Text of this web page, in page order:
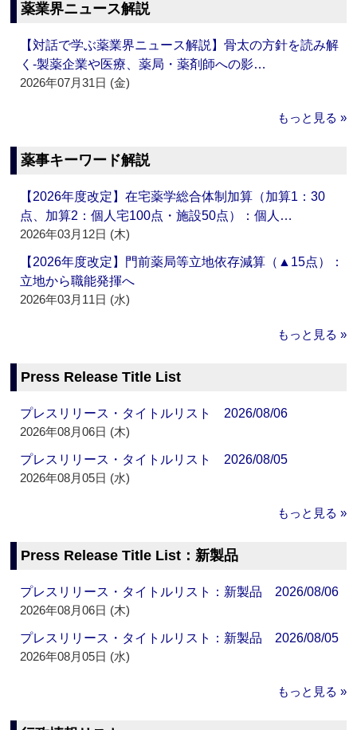
薬業界ニュース解説
【対話で学ぶ薬業界ニュース解説】骨太の方針を読み解
く‐製薬企業や医療、薬局・薬剤師への影…
2026年07月31日 (金)
もっと見る »
薬事キーワード解説
【2026年度改定】在宅薬学総合体制加算（加算1：30
点、加算2：個人宅100点・施設50点）：個人…
2026年03月12日 (木)
【2026年度改定】門前薬局等立地依存減算（▲15点）：
立地から職能発揮へ
2026年03月11日 (水)
もっと見る »
Press Release Title List
プレスリリース・タイトルリスト 2026/08/06
2026年08月06日 (木)
プレスリリース・タイトルリスト 2026/08/05
2026年08月05日 (水)
もっと見る »
Press Release Title List：新製品
プレスリリース・タイトルリスト：新製品 2026/08/06
2026年08月06日 (木)
プレスリリース・タイトルリスト：新製品 2026/08/05
2026年08月05日 (水)
もっと見る »